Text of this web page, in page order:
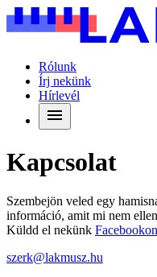
Rólunk
Írj nekünk
Hírlevél
Kapcsolat
Szembejön veled egy
információ, amit mi nem
Küldd el nekünk Facebookon
szerk@lakmusz.hu